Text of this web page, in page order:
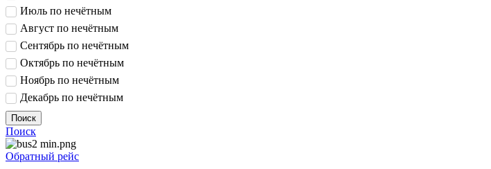
Июль по нечётным
Август по нечётным
Сентябрь по нечётным
Октябрь по нечётным
Ноябрь по нечётным
Декабрь по нечётным
Поиск
Поиск
Обратный рейс